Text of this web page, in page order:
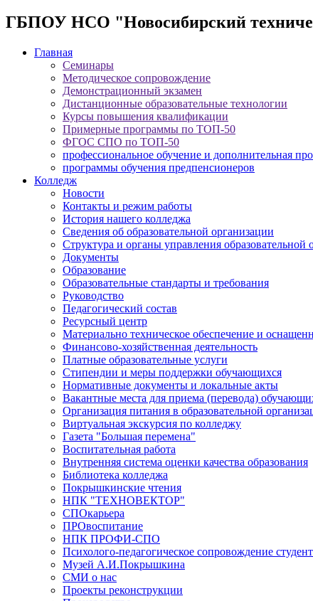
ГБПОУ НСО "Новосибирский
Главная
Семинары
Методическое сопровождение
Демонстрационный экзамен
Дистанционные образовательные технологии
Курсы повышения квалификации
Примерные программы по ТОП-50
ФГОС СПО по ТОП-50
профессиональное обучение и дополнительная
программы обучения предпенсионеров
Колледж
Новости
Контакты и режим работы
История нашего колледжа
Сведения об образовательной организации
Структура и органы управления образовательной
Документы
Образование
Образовательные стандарты и требования
Руководство
Педагогический состав
Ресурсный центр
Материально техническое обеспечение и
Финансово-хозяйственная деятельность
Платные образовательные услуги
Стипендии и меры поддержки обучающихся
Нормативные документы и локальные акты
Вакантные места для приема (перевода)
Организация питания в образовательной
Виртуальная экскурсия по колледжу
Газета "Большая перемена"
Воспитательная работа
Внутренняя система оценки качества образования
Библиотека колледжа
Покрышкинские чтения
НПК "ТЕХНОВЕКТОР"
СПОкарьера
ПРОвоспитание
НПК ПРОФИ-СПО
Психолого-педагогическое сопровождение
Музей А.И.Покрышкина
СМИ о нас
Проекты реконструкции